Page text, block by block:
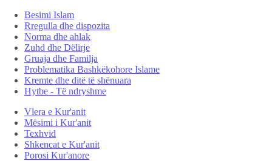
Besimi Islam
Rregulla dhe dispozita
Norma dhe ahlak
Zuhd dhe Dëlirje
Gruaja dhe Familja
Problematika Bashkëkohore Islame
Kremte dhe ditë të shënuara
Hytbe - Të ndryshme
Vlera e Kur'anit
Mësimi i Kur'anit
Texhvid
Shkencat e Kur'anit
Porosi Kur'anore